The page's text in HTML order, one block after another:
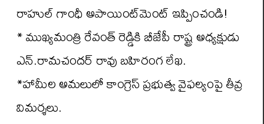
రాహుల్ గాంధీ అపాయింట్‌మెంట్ ఇప్పించండి!
* ముఖ్యమంత్రి రేవంత్ రెడ్డికి బీజేపీ రాష్ట్ర అధ్యక్షుడు
ఎన్.రామచందర్ రావు బహిరంగ లేఖ.
*హామీల అమలులో కాంగ్రెస్ ప్రభుత్వ వైఫల్యంపై తీవ్ర
విమర్శలు.